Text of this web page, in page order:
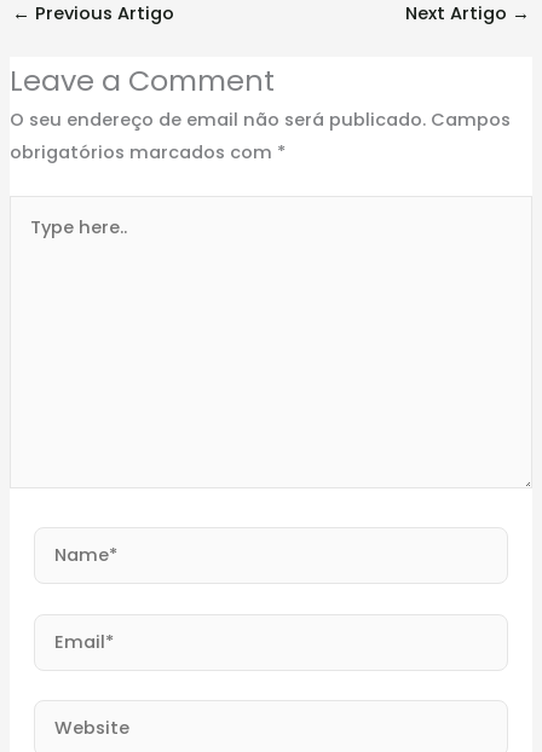
← Previous Artigo Next Artigo →
Leave a Comment
O seu endereço de email não será publicado. Campos
obrigatórios marcados com *
here..
Name*
Email*
Website